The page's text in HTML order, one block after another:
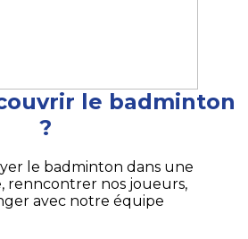
le badminton
?
le badminton dans une
renncontrer nos joueurs,
avec notre équipe